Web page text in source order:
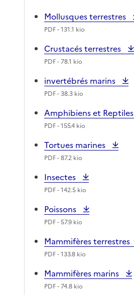
Mollusques terrestres
PDF- 131.1 kio
Crustacés terrestres
PDF- 78.1 kio
invertébrés marins
PDF- 38.3 kio
Amphibiens et Reptiles
PDF- 155.4 kio
Tortues marines
PDF- 87.2 kio
Insectes
PDF- 142.5 kio
Poissons
PDF- 57.9 kio
Mammifères terrestres
PDF- 133.8 kio
Mammifères marins
PDF- 74.8 kio